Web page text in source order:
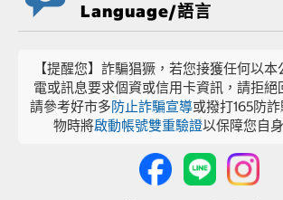
Language/語言
【提醒您】詐騙猖獗，若您接獲任何以
電或訊息要求個資或信用卡資訊，請拒絕
請參考好市多防止詐騙宣導或撥打165防
物時將啟動帳號雙重驗證以保障您自